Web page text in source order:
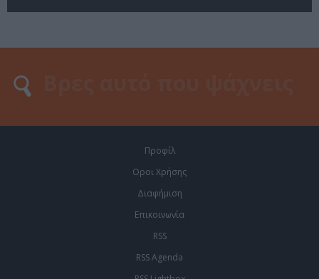
Προφίλ
Οροι Χρήσης
Διαφήμιση
Επικοινωνία
RSS
RSS Agenda